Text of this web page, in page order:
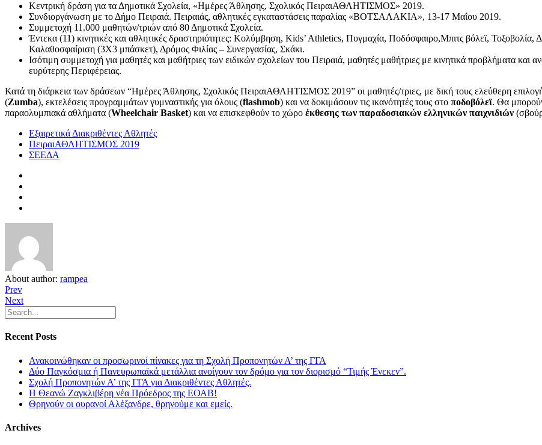
Κεντρική δράση για τα Δημοτικά Σχολεία, «Ημέρες Άθλησης, Σχολικός ΠειραιΑΘΛΗΤΙΣΜΟΣ» 2019.
Συνδιοργάνωση με το Δήμο Πειραιά. Πειραιάς, αθλητικές εγκαταστάσεις παραλίας «ΒΟΤΣΑΛΑΚΙΑ», 13-17 Μαΐου 2019.
Συμμετοχή 11.000 μαθητών/τριών από 80 Δημοτικά Σχολεία.
Έντεκα (11) κινητικές και αθλητικές δραστηριότητες: Κολύμβηση, Kids’ Athletics, Πυγμαχία, Ποδόσφαιρο,Μπιτς βόλεϊ, Τοξοβολία,
Καλαθοσφαίριση (3Χ3 μπάσκετ), Δρόμος Φιλίας – Συνεργασίας, Σκάκι.
Ισότιμη συμμετοχή για μαθητές και μαθήτριες των ειδικών σχολείων του Πειραιά, μαθητές μαθήτριες με κινητικά προβλήματα και
ευρύτερης Περιφέρειας.
Κατά τη διάρκεια των δράσεων “Ημέρες Άθλησης, Σχολικός ΠειραιΑΘΛΗΤΙΣΜΟΣ 2019” οι μαθητές/τριες, με δική τους ελεύθερη
(Zumba), εκτελέσεις προγραμμάτων γυμναστικής για όλους (flashmob) και να δοκιμάσουν τις ικανότητές τους στο ποδοβόλεϊ. Θα
παραολυμπιακά αθλήματα (Wheelchair Basket) και να επισκεφθούν το χώρο έκθεσης των παραδοσιακών ελληνικών παιχνιδιών
Εξαιρετικά Διακριθέντες Αθλητές
ΠειραιΑΘΛΗΤΙΣΜΟΣ 2019
ΣΕΕΔΑ
About author: rampea
Prev
Next
Recent Posts
Ανακοινώθηκαν οι προσωρινοί πίνακες για τη Σχολή Προπονητών Α’ της ΓΓΑ
Δύο Παγκόσμια ή Πανευρωπαϊκά μετάλλια ανοίγουν τον δρόμο για τον διορισμό “Τιμής Ένεκεν”.
Σχολή Προπονητών Α’ της ΓΓΑ για Διακριθέντες Αθλητές.
Η Θεανώ Ζαγκλιβέρη νέα Πρόεδρος της ΕΟΑΒ!
Θρηνούν οι ουρανοί Αλέξανδρε, θρηνούμε και εμείς.
Archives